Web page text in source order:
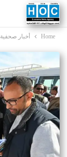
Home أخبار صحفية